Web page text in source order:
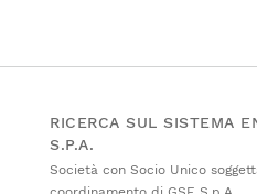
RICERCA SUL SISTEMA
S.P.A.
Società con Socio Unico